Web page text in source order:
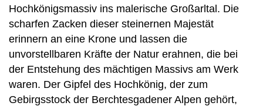
Hochkönigsmassiv ins malerische Großarltal. Die
scharfen Zacken dieser steinernen Majestät
erinnern an eine Krone und lassen die
unvorstellbaren Kräfte der Natur erahnen, die bei
der Entstehung des mächtigen Massivs am Werk
waren. Der Gipfel des Hochkönig, der zum
Gebirgsstock der Berchtesgadener Alpen gehört,